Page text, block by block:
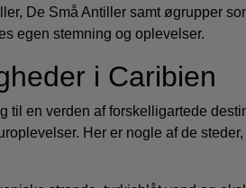
De Små Antiller samt øgrupper
egen stemning og oplevelser.
i Caribien
til en verden af forskelligartede
Her er nogle af de steder,